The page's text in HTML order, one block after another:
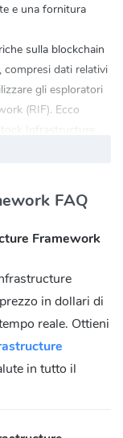
e una fornitura
sulla blockchain
dati relativi
gli esploratori
(RIF). Ecco
Infrastructure
Ufficiale:
(RIF)
FAQ
Framework
in dollari di
reale. Ottieni
in tutto il